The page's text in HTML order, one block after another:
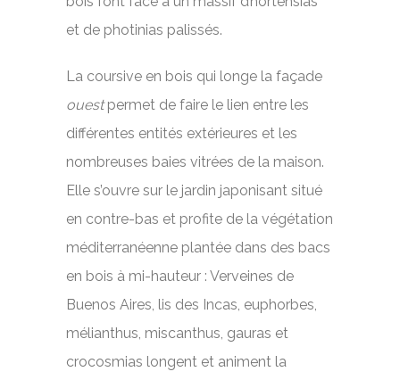
et de photinias palissés.
La coursive en bois qui longe la façade
ouestpermet de faire le lien entre les
différentes entités extérieures et les
nombreuses baies vitrées de la maison.
Elle s’ouvre sur le jardin japonisant situé
en contre-bas et profite de la végétation
méditerranéenne plantée dans des bacs
en bois à mi-hauteur : Verveines de
Buenos Aires, lis des Incas, euphorbes,
mélianthus, miscanthus, gauras et
crocosmias longent et animent la